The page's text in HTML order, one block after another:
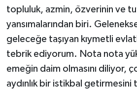
topluluk, azmin, özverinin ve
yansımalarından biri.
geleceğe taşıyan kıymetli
tebrik ediyorum. Nota nota
emeğin daim olmasını diliyor,
aydınlık bir istikbal